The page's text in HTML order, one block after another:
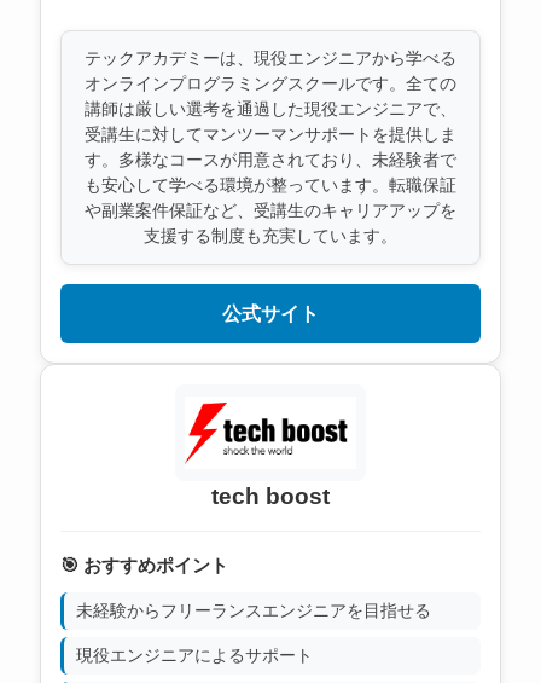
テックアカデミーは、現役エンジニアから学べる
オンラインプログラミングスクールです。全ての
講師は厳しい選考を通過した現役エンジニアで、
受講生に対してマンツーマンサポートを提供しま
す。多様なコースが用意されており、未経験者で
も安心して学べる環境が整っています。転職保証
や副業案件保証など、受講生のキャリアアップを
支援する制度も充実しています。
公式サイト
tech boost
🎯 おすすめポイント
未経験からフリーランスエンジニアを目指せる
現役エンジニアによるサポート